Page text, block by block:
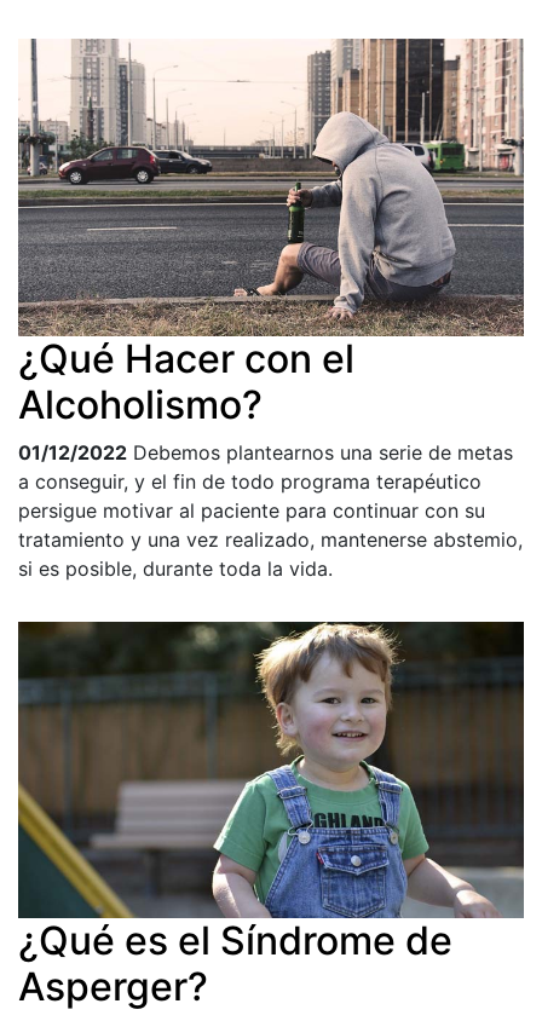
¿Qué Hacer con el
Alcoholismo?
01/12/2022 Debemos plantearnos una serie de metas
a conseguir, y el fin de todo programa terapéutico
persigue motivar al paciente para continuar con su
tratamiento y una vez realizado, mantenerse abstemio,
si es posible, durante toda la vida.
¿Qué es el Síndrome de
Asperger?